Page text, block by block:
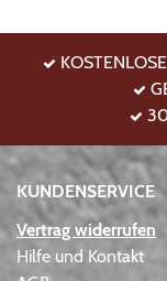
KUNDENSERVICE
Vertrag widerrufen
Hilfe und Kontakt